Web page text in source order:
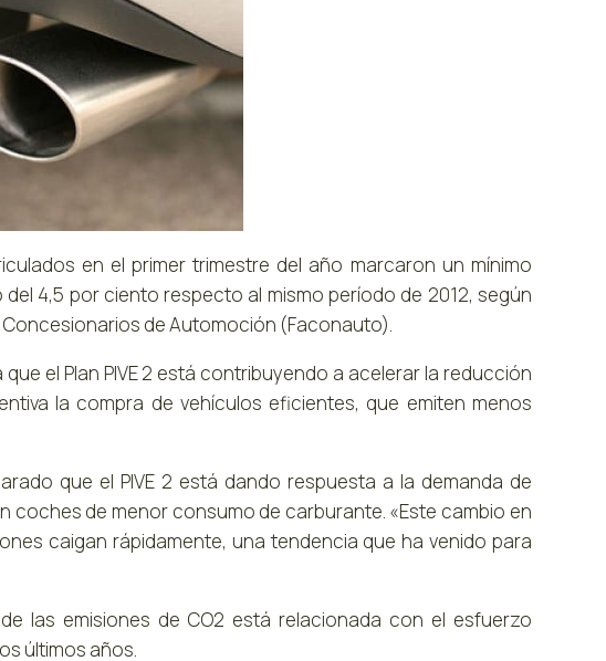
en el primer trimestre del año marcaron un mínimo
4,5 por ciento respecto al mismo período de 2012, según
de Automoción (Faconauto).
el Plan PIVE 2 está contribuyendo a acelerar la reducción
la compra de vehículos eficientes, que emiten menos
que el PIVE 2 está dando respuesta a la demanda de
coches de menor consumo de carburante. «Este cambio en
caigan rápidamente, una tendencia que ha venido para
las emisiones de CO2 está relacionada con el esfuerzo
últimos años.